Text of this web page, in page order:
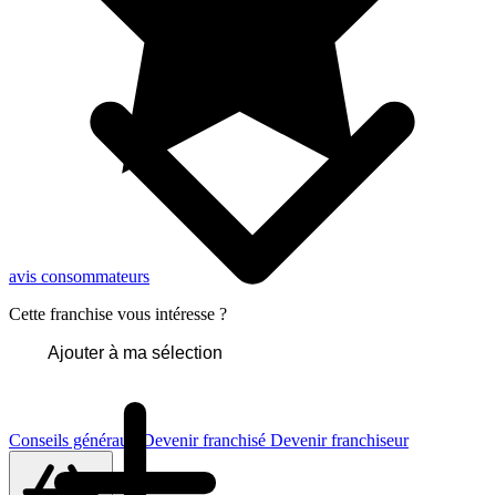
Conseils généraux Devenir franchisé Devenir franchiseur
avis consommateurs
Cette franchise vous intéresse ?
Ajouter à ma sélection